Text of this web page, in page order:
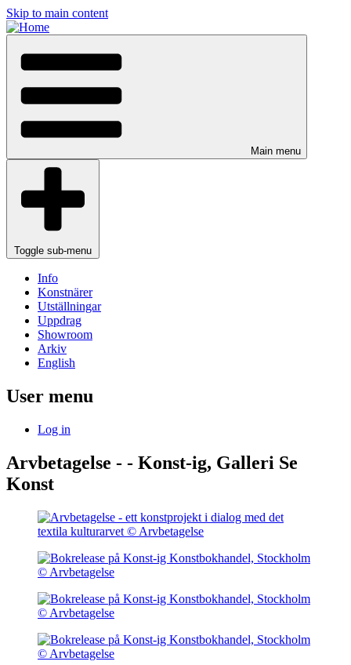
Skip to main content
Main menu
Toggle sub-menu
Info
Konstnärer
Utställningar
Uppdrag
Showroom
Arkiv
English
User menu
Log in
Arvbetagelse - - Konst-ig, Galleri Se
Konst